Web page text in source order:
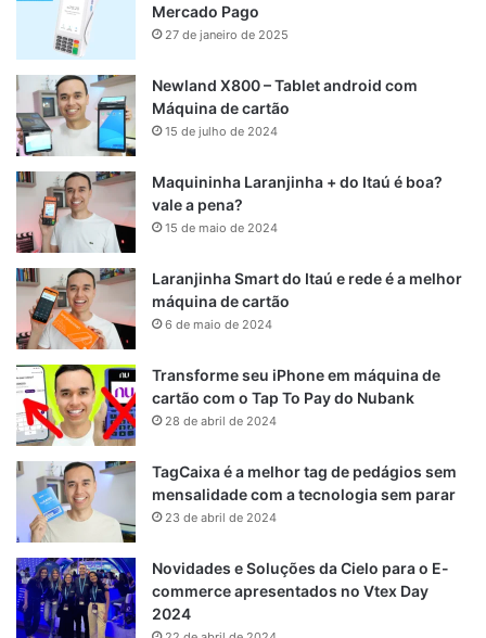
Mercado Pago
27 de janeiro de 2025
Newland X800 – Tablet android com
Máquina de cartão
15 de julho de 2024
Maquininha Laranjinha + do Itaú é boa?
vale a pena?
15 de maio de 2024
Laranjinha Smart do Itaú e rede é a melhor
máquina de cartão
6 de maio de 2024
Transforme seu iPhone em máquina de
cartão com o Tap To Pay do Nubank
28 de abril de 2024
TagCaixa é a melhor tag de pedágios sem
mensalidade com a tecnologia sem parar
23 de abril de 2024
Novidades e Soluções da Cielo para o E-
commerce apresentados no Vtex Day
2024